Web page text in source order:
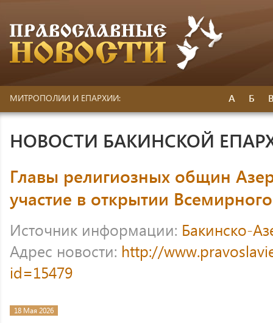
МИТРОПОЛИИ И ЕПАРХИИ: А Б
НОВОСТИ БАКИНСКОЙ
Главы религиозных общин
участие в открытии
Источник информации: Бакинско-
Адрес новости: http://
id=15479
18 Мая 2026